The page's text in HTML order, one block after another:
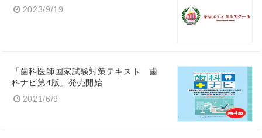
2023/9/19
「歯科医師国家試験対策テキスト 歯
科ナビ第4版」発売開始
2021/6/9